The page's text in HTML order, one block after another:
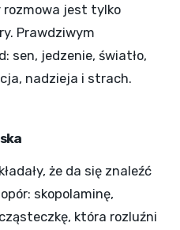
rozmowa jest tylko
Prawdziwym
sen, jedzenie, światło,
nadzieja i strach.
że da się znaleźć
skopolaminę,
która rozluźni